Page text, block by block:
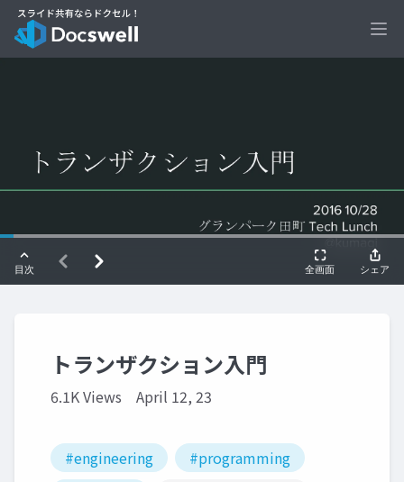
トランザクション入門
6.1K Views April 12, 23
#engineering
#programming